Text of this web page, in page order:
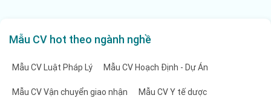
Cơ hội việc làm trong thị trường thương mại điện tử
tại Việt Nam
Mẫu CV hot theo ngành nghề
Mẫu CV Luật Pháp Lý Mẫu CV Hoạch Định - Dự Án
Mẫu CV Vận chuyển giao nhận Mẫu CV Y tế dược